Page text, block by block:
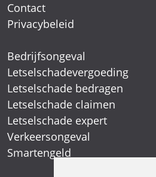
Contact
Privacybeleid
Bedrijfsongeval
Letselschadevergoeding
Letselschade bedragen
Letselschade claimen
Letselschade expert
Verkeersongeval
Smartengeld